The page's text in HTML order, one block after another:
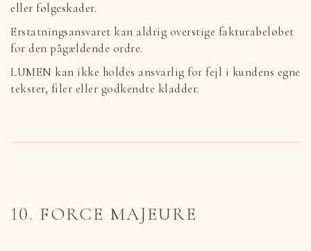
eller følgeskader.
Erstatningsansvaret kan aldrig overstige fakturabeløbet
for den pågældende ordre.
LUMEN kan ikke holdes ansvarlig for fejl i kundens egne
tekster, filer eller godkendte kladder.
10. FORCE MAJEURE